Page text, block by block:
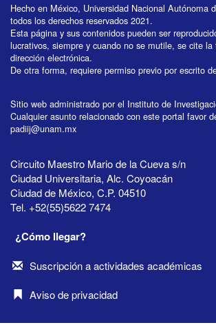
Hecho en México, Universidad Nacional Autónoma
todos los derechos reservados 2021.
Esta página y sus contenidos pueden ser
lucrativos, siempre y cuando no se mutile, se cite
dirección electrónica.
De otra forma, requiere permiso previo por escrito
Sitio web administrado por el Instituto de
Cualquier asunto relacionado con este portal favor
padiij@unam.mx
Circuito Maestro Mario de la Cueva s/n
Ciudad Universitaria, Alc. Coyoacán
Ciudad de México, C.P. 04510
Tel. +52(55)5622 7474
¿Cómo llegar?
Suscripción a actividades académicas
Aviso de privacidad